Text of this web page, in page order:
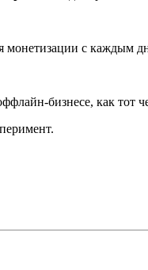
монетизации с каждым
бизнесе, как тот